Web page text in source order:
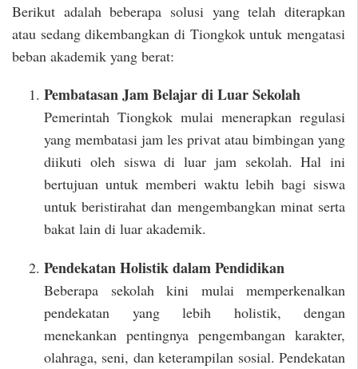
Berikut adalah beberapa solusi yang telah diterapkan
atau sedang dikembangkan di Tiongkok untuk mengatasi
beban akademik yang berat:
Pembatasan Jam Belajar di Luar Sekolah
Pemerintah Tiongkok mulai menerapkan regulasi
yang membatasi jam les privat atau bimbingan yang
diikuti oleh siswa di luar jam sekolah. Hal ini
bertujuan untuk memberi waktu lebih bagi siswa
untuk beristirahat dan mengembangkan minat serta
bakat lain di luar akademik.
Pendekatan Holistik dalam Pendidikan
Beberapa sekolah kini mulai memperkenalkan
pendekatan yang lebih holistik, dengan
menekankan pentingnya pengembangan karakter,
olahraga, seni, dan keterampilan sosial. Pendekatan